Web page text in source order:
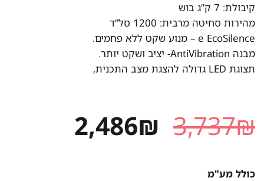
קיבולת: 7 ק”ג בוש
מהירות סחיטה מרבית: 1200 סל”ד
e EcoSilence – מנוע שקט ללא פחמים.
מבנה AntiVibration- יציב ושקט יותר.
תצוגת LED גדולה להצגת מצב התכנית,
3,737₪ המחיר
המקורי
2,486₪ המחיר
כולל מע"מ